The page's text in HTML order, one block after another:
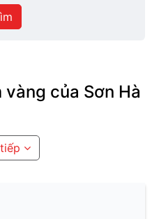
hiện
của Sơn Hà